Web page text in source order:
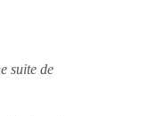
suite de